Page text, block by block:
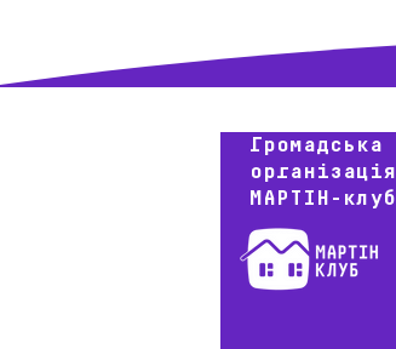
Громадська
організація
МАРТІН-клуб